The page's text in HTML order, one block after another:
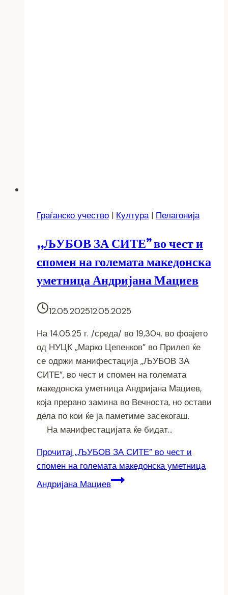
Граѓанско учество | Култура| Пелагонија
,,ЉУБОВ ЗА СИТЕ” во чест и
спомен на големата македонска
уметница Андријана Мациев
12.05.202512.05.2025
На 14.05.25 г. /среда/ во 19,30ч. во фоајето
од НУЦК ,,Марко Цепенков” во Прилеп ќе
се одржи манифестација ,,ЉУБОВ ЗА
СИТЕ”, во чест и спомен на големата
македонска уметница Андријана Мациев,
која прерано замина во Вечноста, но остави
дела по кои ќе ја паметиме засекогаш.
На манифестацијата ќе бидат…
Прочитај ,,ЉУБОВ ЗА СИТЕ” во чест и
спомен на големата македонска уметница
Андријана Мациев